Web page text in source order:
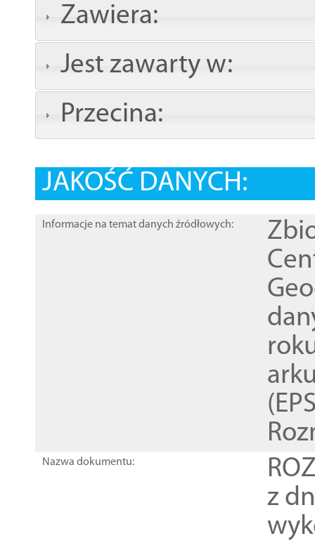
Zawiera:
Jest zawarty w:
Przecina:
JAKOŚĆ DANYCH:
Informacje na temat danych źródłowych:
Nazwa dokumentu:
z